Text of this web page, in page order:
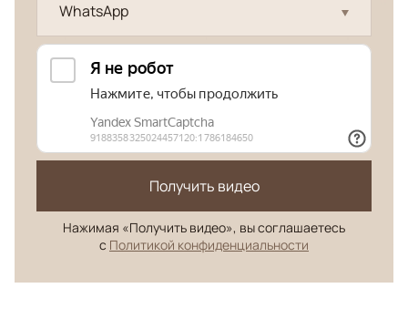
WhatsApp
Получить видео
Нажимая «Получить видео», вы соглашаетесь
с Политикой конфиденциальности